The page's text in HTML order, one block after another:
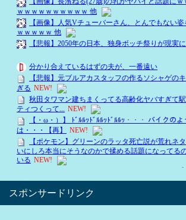
スポンサードリンク